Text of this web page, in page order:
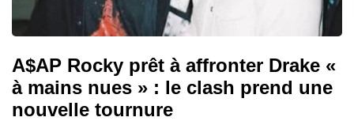
A$AP Rocky prêt à affronter Drake «
à mains nues » : le clash prend une
nouvelle tournure